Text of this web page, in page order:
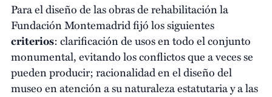
Para el diseño de las obras de rehabilitación la
Fundación Montemadrid fijó los siguientes
criterios: clarificación de usos en todo el conjunto
monumental, evitando los conflictos que a veces se
pueden producir; racionalidad en el diseño del
museo en atención a su naturaleza estatutaria y a las